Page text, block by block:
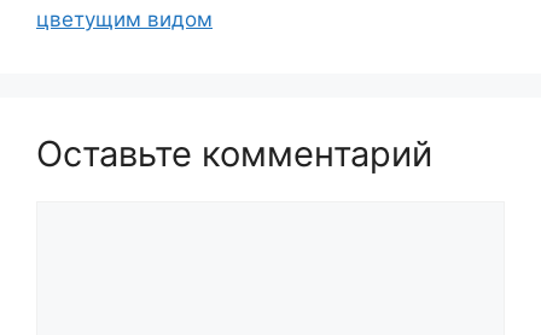
цветущим видом
Оставьте комментарий